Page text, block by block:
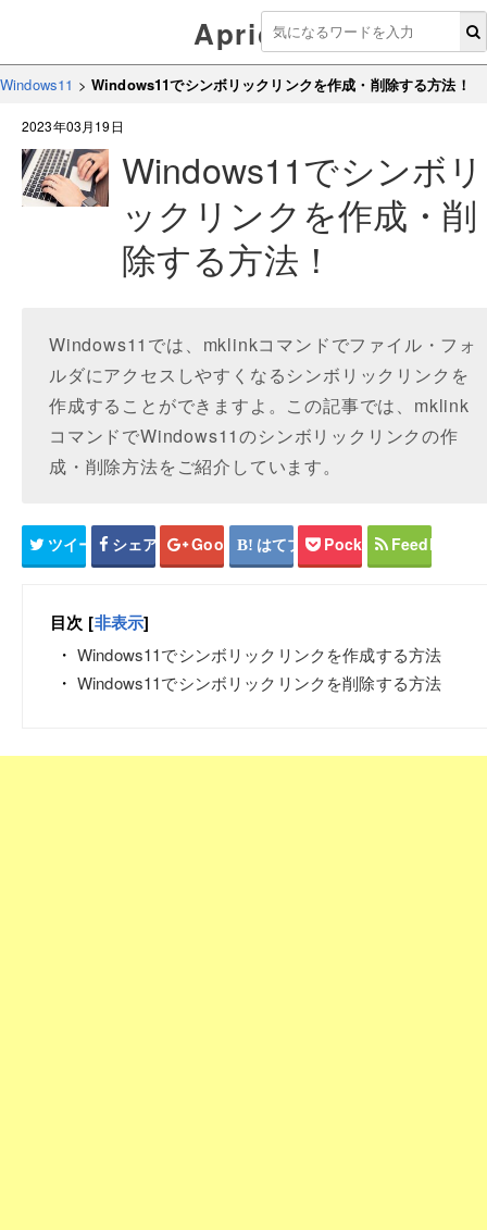
Aprico
Windows11 > Windows11でシンボリックリンクを作成・削除する方法！
2023年03月19日
Windows11でシンボリ
ックリンクを作成・削
除する方法！
Windows11では、mklinkコマンドでファイル・フォ
ルダにアクセスしやすくなるシンボリックリンクを
作成することができますよ。この記事では、mklink
コマンドでWindows11のシンボリックリンクの作
成・削除方法をご紹介しています。
ツイート シェア Google+ はてブ Pocket Feedly
目次 [非表示]
Windows11でシンボリックリンクを作成する方法
Windows11でシンボリックリンクを削除する方法